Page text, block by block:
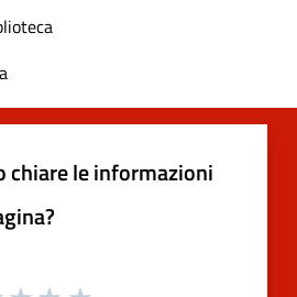
chiare le informazioni